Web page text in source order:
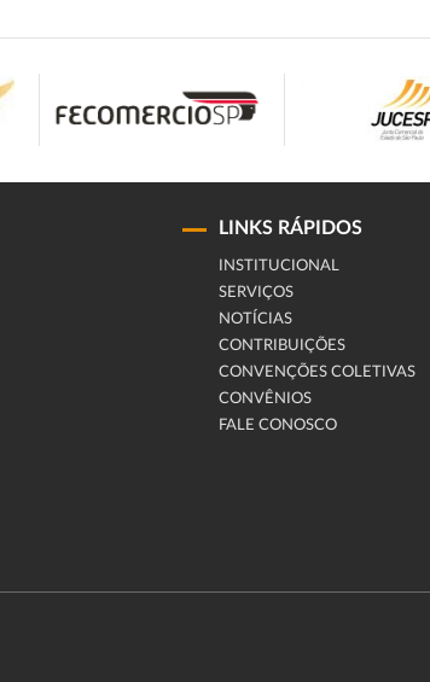
LINKS RÁPIDOS
INSTITUCIONAL
SERVIÇOS
NOTÍCIAS
CONTRIBUIÇÕES
CONVENÇÕES COLETIVAS
CONVÊNIOS
FALE CONOSCO